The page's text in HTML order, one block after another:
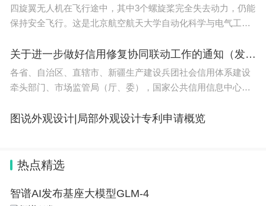
通过高水平艺术团加分这条路彻底结束了。
盖，艺术类校考将逐渐取消，艺术史论、戏剧影视文
学等高校的艺术类专业，直接依据考生的高考文化课
部纳入全国的统考，由国家体育总局牵头，高校不再
组织相关的校考。
四旋翼无人机在飞行途中，其中3个螺旋桨完全失去动力，仍能
保持安全飞行。这是北京航空航天大学自动化科学与电气工程
法，在世界上首次完成了故障程度最严重的四旋翼
关于进一步做好信用修复协同联动工作的通知（发改办财金〔2024〕33号）
各省、自治区、直辖市、新疆生产建设兵团社会信用体系建设
牵头部门、市场监管局（厅、委），国家公共信用信息中心，
关于加快建设全国统一
图说外观设计|局部外观设计专利申请概览
热点精选
智谱AI发布基座大模型GLM-4